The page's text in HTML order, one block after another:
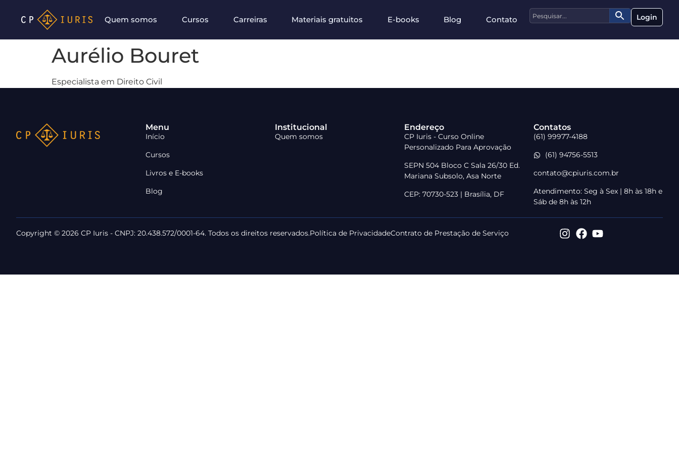
Quem somos Cursos Carreiras Materiais gratuitos E-books Blog Contato Login
Aurélio Bouret
Especialista em Direito Civil
Menu
Início
Cursos
Livros e E-books
Blog
Institucional
Quem somos
Endereço
CP Iuris - Curso Online
Personalizado Para Aprovação
SEPN 504 Bloco C Sala 26/30 Ed.
Mariana Subsolo, Asa Norte
CEP: 70730-523 | Brasília, DF
Contatos
(61) 99977-4188
(61) 94756-5513
contato@cpiuris.com.br
Atendimento: Seg à Sex | 8h às 18h e
Sáb de 8h às 12h
Copyright © 2026 CP Iuris - CNPJ: 20.438.572/0001-64. Todos os direitos reservados.Política de PrivacidadeContrato de Prestação de Serviço